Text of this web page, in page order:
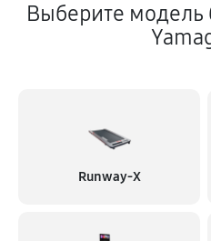
Выберите модель
Runway-X